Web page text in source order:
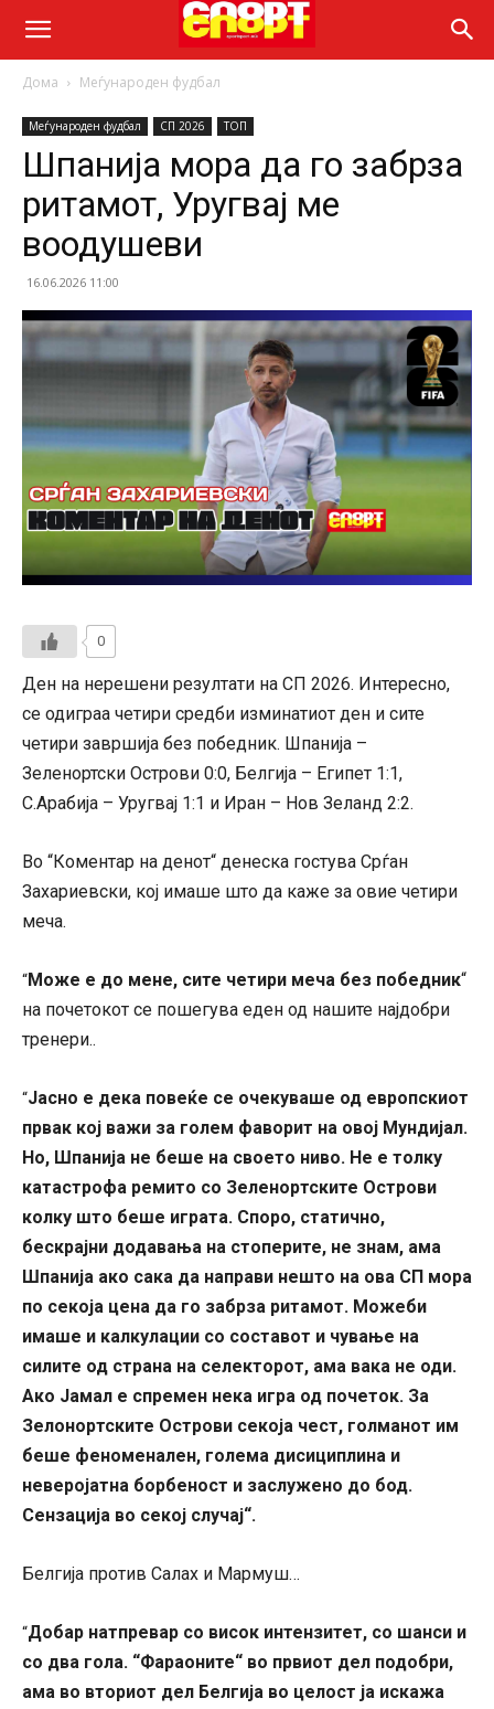
Дома Меѓународен фудбал
Меѓународен фудбал СП 2026 ТОП
Шпанија мора да го забрза
ритамот, Уругвај ме
воодушеви
16.06.2026 11:00
0
Ден на нерешени резултати на СП 2026. Интересно,
се одиграа четири средби изминатиот ден и сите
четири завршија без победник. Шпанија –
Зеленортски Острови 0:0, Белгија – Египет 1:1,
С.Арабија – Уругвај 1:1 и Иран – Нов Зеланд 2:2.
Во “Коментар на денот“ денеска гостува Срѓан
Захариевски, кој имаше што да каже за овие четири
меча.
“Може е до мене, сите четири меча без победник“
на почетокот се пошегува еден од нашите најдобри
тренери..
“Јасно е дека повеќе се очекуваше од европскиот
првак кој важи за голем фаворит на овој Мундијал.
Но, Шпанија не беше на своето ниво. Не е толку
катастрофа ремито со Зеленортските Острови
колку што беше играта. Споро, статично,
бескрајни додавања на стоперите, не знам, ама
Шпанија ако сака да направи нешто на ова СП мора
по секоја цена да го забрза ритамот. Можеби
имаше и калкулации со составот и чување на
силите од страна на селекторот, ама вака не оди.
Ако Јамал е спремен нека игра од почеток. За
Зелонортските Острови секоја чест, голманот им
беше феноменален, голема дисициплина и
неверојатна борбеност и заслужено до бод.
Сензација во секој случај“.
Белгија против Салах и Мармуш…
“Добар натпревар со висок интензитет, со шанси и
со два гола. “Фараоните“ во првиот дел подобри,
ама во вториот дел Белгија во целост ја искажа